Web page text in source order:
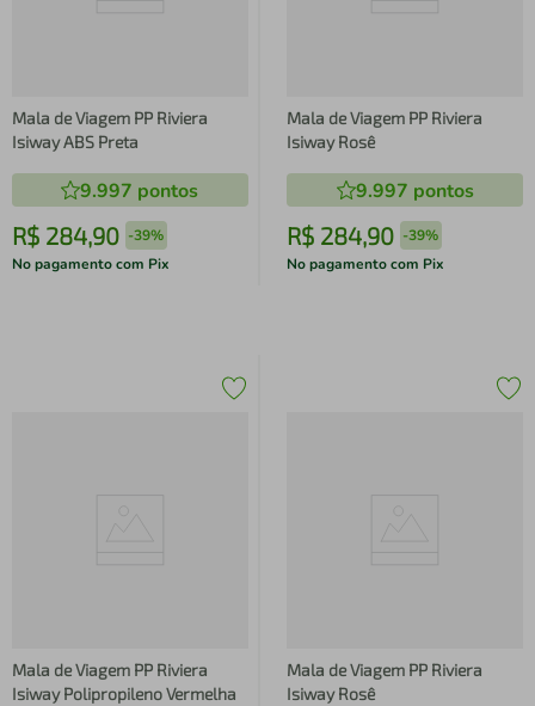
Mala de Viagem PP Riviera
Isiway ABS Preta
9.997 pontos
R$ 284,90 -39%
No pagamento com Pix
Mala de Viagem PP Riviera
Isiway Rosê
9.997 pontos
R$ 284,90 -39%
No pagamento com Pix
Mala de Viagem PP Riviera
Isiway Polipropileno Vermelha
Mala de Viagem PP Riviera
Isiway Rosê